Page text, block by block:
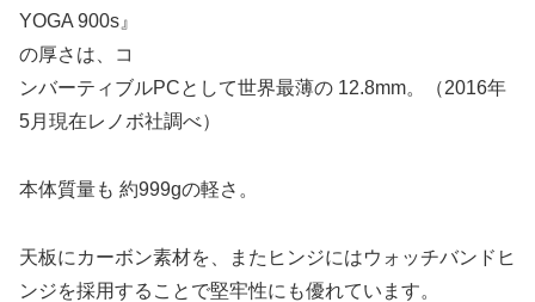
YOGA 900s』
の厚さは、コ
ンバーティブルPCとして世界最薄の 12.8mm。（2016年
5月現在レノボ社調べ）
本体質量も 約999gの軽さ。
天板にカーボン素材を、またヒンジにはウォッチバンドヒ
ンジを採用することで堅牢性にも優れています。